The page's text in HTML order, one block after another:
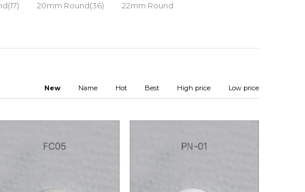
20mm Round(36) 22mm Round
New Name Hot Best High price Low price